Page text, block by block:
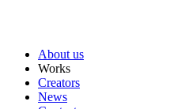
About us
Works
Creators
News